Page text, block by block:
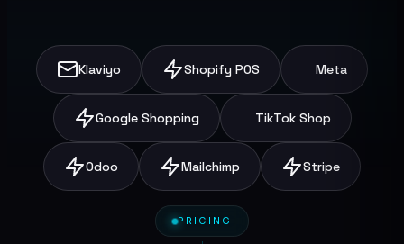
Klaviyo Shopify POS Meta
Google Shopping TikTok Shop
Odoo Mailchimp Stripe
PRICING